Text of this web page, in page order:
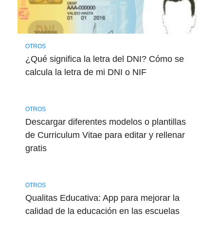
OTROS
¿Qué significa la letra del DNI? Cómo se
calcula la letra de mi DNI o NIF
OTROS
Descargar diferentes modelos o plantillas
de Curriculum Vitae para editar y rellenar
gratis
OTROS
Qualitas Educativa: App para mejorar la
calidad de la educación en las escuelas